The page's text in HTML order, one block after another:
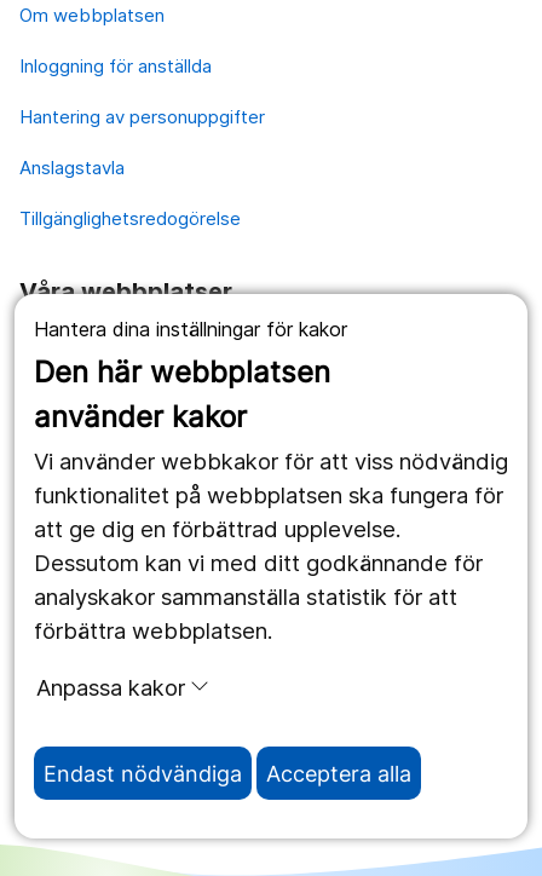
Hantera dina inställningar för kakor
Den här webbplatsen
använder kakor
Vi använder webbkakor för att viss nödvändig
funktionalitet på webbplatsen ska fungera för
att ge dig en förbättrad upplevelse.
Dessutom kan vi med ditt godkännande för
analyskakor sammanställa statistik för att
förbättra webbplatsen.
Anpassa kakor
Endast nödvändiga Acceptera alla
Om webbplatsen
Inloggning för anställda
Hantering av personuppgifter
Anslagstavla
Tillgänglighetsredogörelse
Våra webbplatser
1177.se
Länstrafiken
Utveckling
Följ oss
Facebook